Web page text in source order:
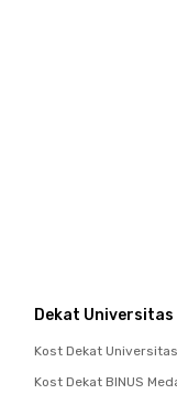
Dekat Universitas
Kost Dekat
Kost Dekat BINUS